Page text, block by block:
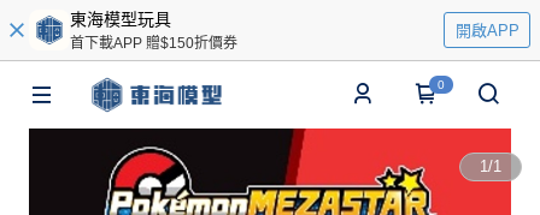
東海模型玩具
首下載APP 贈$150折價券
開啟APP
0
1/1